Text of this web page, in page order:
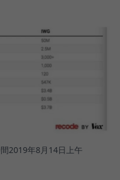
2019年8月14日上午